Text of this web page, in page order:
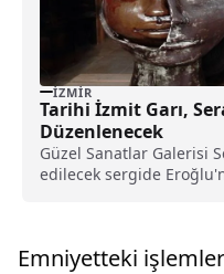
İZMIR
Tarihi İzmit Garı,
Düzenlenecek
Güzel Sanatlar Galerisi
edilecek sergide
Emniyetteki